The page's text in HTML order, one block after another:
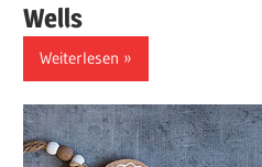
Wells
Weiterlesen